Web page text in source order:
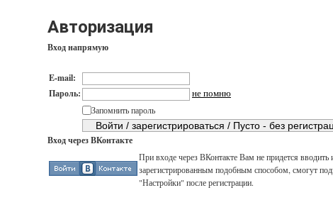
Авторизация
Вход напрямую
E-mail:
Пароль:
не помню
Запомнить пароль
Вход через ВКонтакте
При входе через ВКонтакте Вам не придется
зарегистрированным подобным способом, смогут
"Настройки" после регистрации.